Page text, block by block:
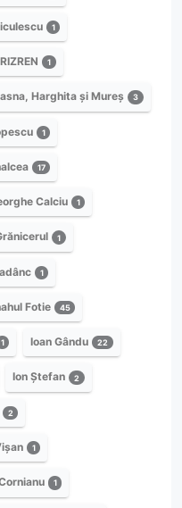
1
1
Harghita și Mureș 3
1
17
Calciu 1
1
1
Fotie 45
1 Ioan Gându 22
Ion Ștefan 2
2
1
1